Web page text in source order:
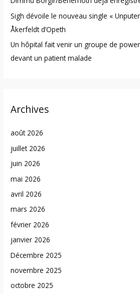
Sigh dévoile le nouveau single «
Åkerfeldt d’Opeth
Un hôpital fait venir un groupe de
devant un patient malade
Archives
août 2026
juillet 2026
juin 2026
mai 2026
avril 2026
mars 2026
février 2026
janvier 2026
Décembre 2025
novembre 2025
octobre 2025